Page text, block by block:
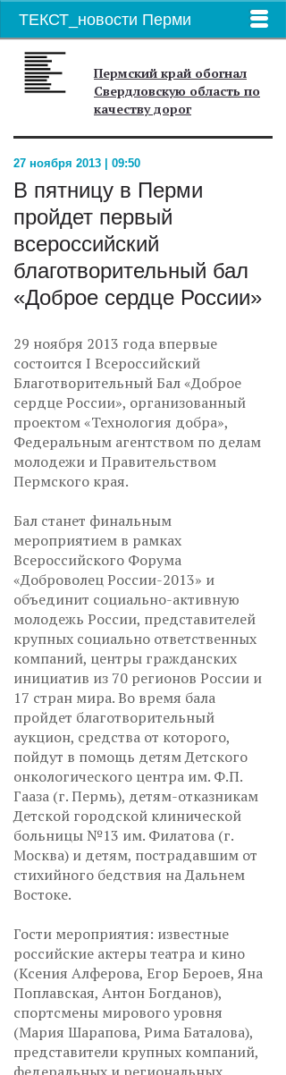
ТЕКСТ_новости Перми
Пермский край обогнал
Свердловскую область по
качеству дорог
27 ноября 2013 | 09:50
В пятницу в Перми
пройдет первый
всероссийский
благотворительный бал
«Доброе сердце России»
29 ноября 2013 года впервые
состоится I Всероссийский
Благотворительный Бал «Доброе
сердце России», организованный
проектом «Технология добра»,
Федеральным агентством по делам
молодежи и Правительством
Пермского края.
Бал станет финальным
мероприятием в рамках
Всероссийского Форума
«Доброволец России-2013» и
объединит социально-активную
молодежь России, представителей
крупных социально ответственных
компаний, центры гражданских
инициатив из 70 регионов России и
17 стран мира. Во время бала
пройдет благотворительный
аукцион, средства от которого,
пойдут в помощь детям Детского
онкологического центра им. Ф.П.
Гааза (г. Пермь), детям-отказникам
Детской городской клинической
больницы №13 им. Филатова (г.
Москва) и детям, пострадавшим от
стихийного бедствия на Дальнем
Востоке.
Гости мероприятия: известные
российские актеры театра и кино
(Ксения Алферова, Егор Бероев, Яна
Поплавская, Антон Богданов),
спортсмены мирового уровня
(Мария Шарапова, Рима Баталова),
представители крупных компаний,